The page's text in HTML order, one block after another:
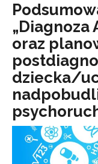
„Diagnoza
oraz
dziecka/